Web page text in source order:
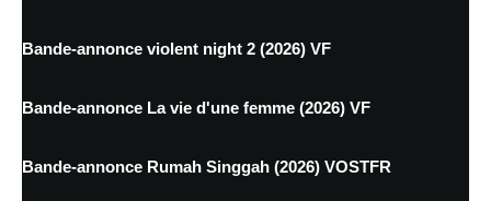
Bande-annonce violent night 2 (2026) VF
Bande-annonce La vie d'une femme (2026) VF
Bande-annonce Rumah Singgah (2026) VOSTFR